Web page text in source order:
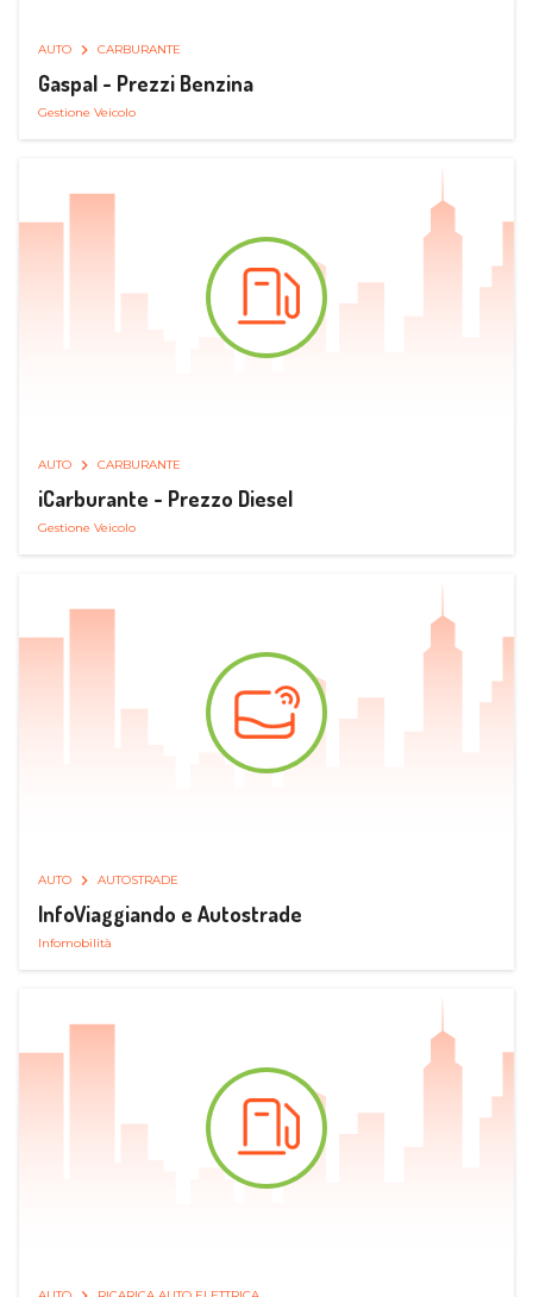
AUTO CARBURANTE
Gaspal - Prezzi Benzina
Gestione Veicolo
AUTO CARBURANTE
iCarburante - Prezzo Diesel
Gestione Veicolo
AUTO AUTOSTRADE
InfoViaggiando e Autostrade
Infomobilità